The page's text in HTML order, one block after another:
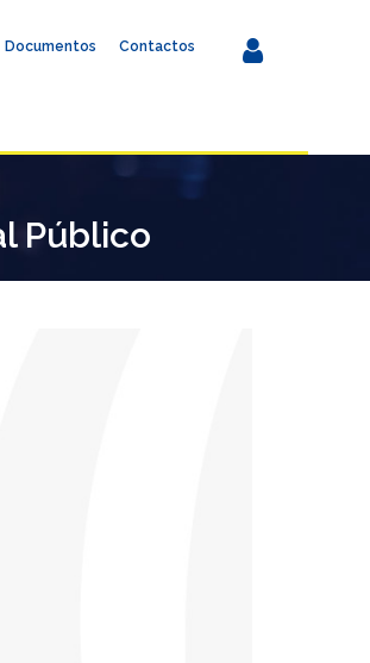
Documentos Contactos
Público